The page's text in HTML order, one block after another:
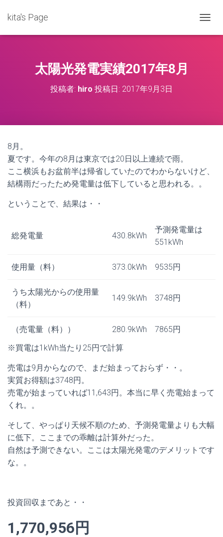
kita's Page
ビ
太陽光発電実績2017年8月
投稿者: hiro 投稿日: 2017年9月3日
8月。
夏です。今年の8月は東京では20日以上連続で雨。
ここ横浜もお盆前半は帰省していたのでわからないけど、
結構雨だったため発電量は低下していると思われる。。
ということで、結果は・・
総発電量 430.8kWh
予測発電量は
551kWh
使用量（料） 373.0kWh 9535円
うち太陽光からの使用量
（料）
149.9kWh 3748円
（売電量（料）） 280.9kWh
7865円
※買電は1kWh当たり25円で計算
売電は9月からなので、まだ始まっておらず・・。
実質お得額は3748円。
売電が始まっていれば11,643円。本当に早く売電始まって
くれ。。
そして、やっぱり天候不順のため、予測発電量よりも大幅
に低下。ここまでの乖離は計算外だった。
自然は予測できない。ここは太陽光発電のデメリットです
な。。
投資回収まであと・・
1,770,956円